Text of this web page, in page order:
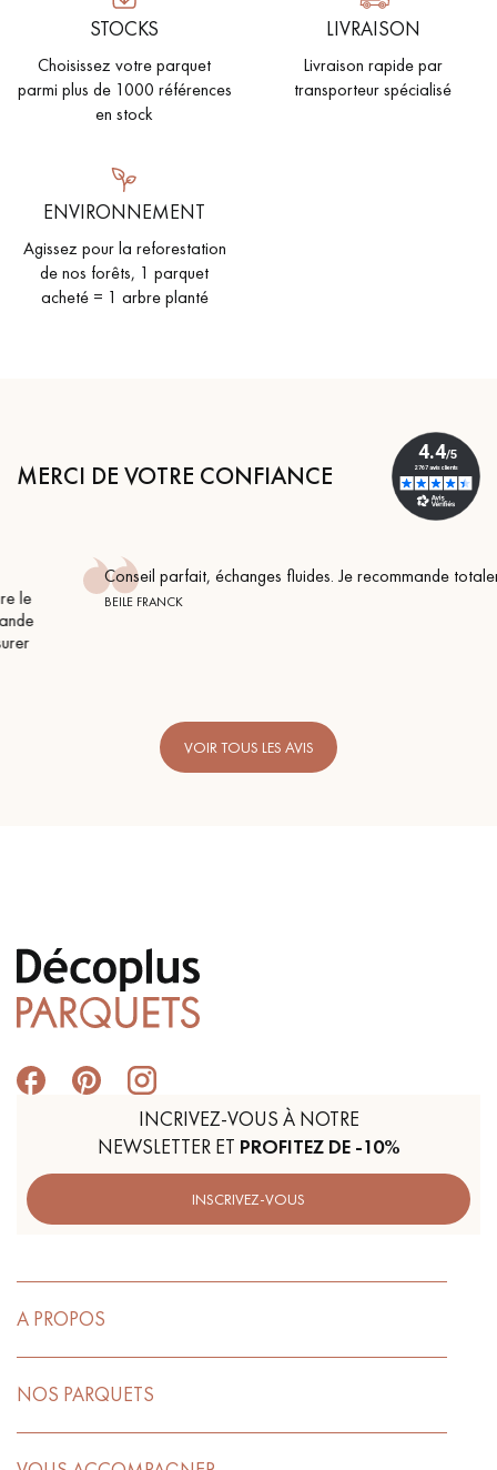
STOCKS
Choisissez votre parquet
parmi plus de 1000 références
en stock
LIVRAISON
Livraison rapide par
transporteur spécialisé
ENVIRONNEMENT
Agissez pour la reforestation
de nos forêts, 1 parquet
acheté = 1 arbre planté
MERCI DE VOTRE CONFIANCE
Conseil parfait, échanges fluides. Je recommande totalement
BEILE FRANCK
VOIR TOUS LES AVIS
INCRIVEZ-VOUS À NOTRE
NEWSLETTER ET PROFITEZ DE -10%
INSCRIVEZ-VOUS
A PROPOS
NOS PARQUETS